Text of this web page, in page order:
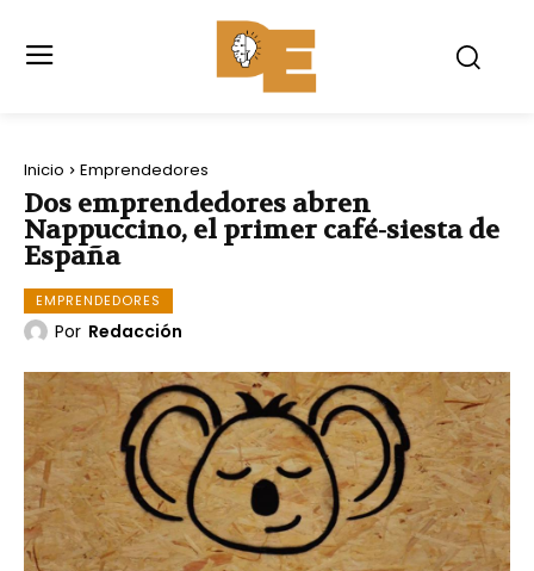
Inicio Emprendedores
Dos emprendedores abren
Nappuccino, el primer café-siesta de
España
EMPRENDEDORES
Por Redacción